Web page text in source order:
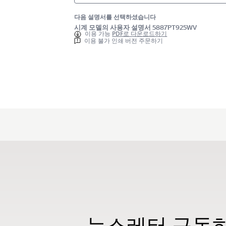
다음 설명서를 선택하셨습니다
시계 모델의 사용자 설명서 5887PT925WV
이용 가능 PDF로 다운로드하기
이용 불가 인쇄 버전 주문하기